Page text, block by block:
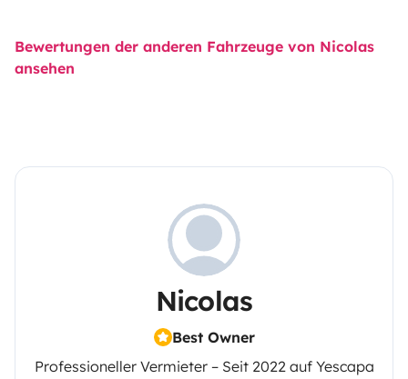
Bewertungen der anderen Fahrzeuge von Nicolas
ansehen
Nicolas
Best Owner
Professioneller Vermieter – Seit 2022 auf Yescapa